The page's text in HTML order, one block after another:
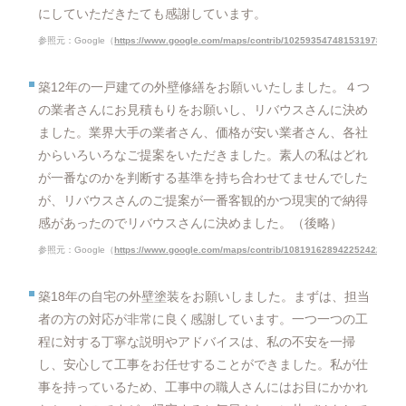
にしていただきたても感謝しています。
参照元：Google（https://www.google.com/maps/contrib/102593547481531978108/
築12年の一戸建ての外壁修繕をお願いいたしました。４つ
の業者さんにお見積もりをお願いし、リバウスさんに決め
ました。業界大手の業者さん、価格が安い業者さん、各社
からいろいろなご提案をいただきました。素人の私はどれ
が一番なのかを判断する基準を持ち合わせてませんでした
が、リバウスさんのご提案が一番客観的かつ現実的で納得
感があったのでリバウスさんに決めました。（後略）
参照元：Google（https://www.google.com/maps/contrib/108191628942252422621/
築18年の自宅の外壁塗装をお願いしました。まずは、担当
者の方の対応が非常に良く感謝しています。一つ一つの工
程に対する丁寧な説明やアドバイスは、私の不安を一掃
し、安心して工事をお任せすることができました。私が仕
事を持っているため、工事中の職人さんにはお目にかかれ